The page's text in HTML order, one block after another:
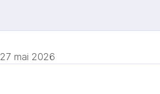
27 mai 2026